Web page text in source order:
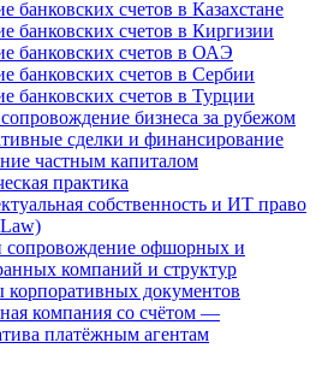
банковских счетов в Казахстане
банковских счетов в Киргизии
банковских счетов в ОАЭ
банковских счетов в Сербии
банковских счетов в Турции
бизнеса за рубежом
сделки и финансирование
частным капиталом
практика
собственность и ИТ право
сопровождение офшорных и
компаний и структур
корпоративных документов
компания со счётом —
платёжным агентам